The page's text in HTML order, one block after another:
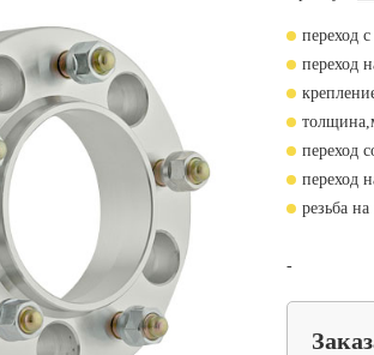
переход
переход
переход
переход
резьба
-